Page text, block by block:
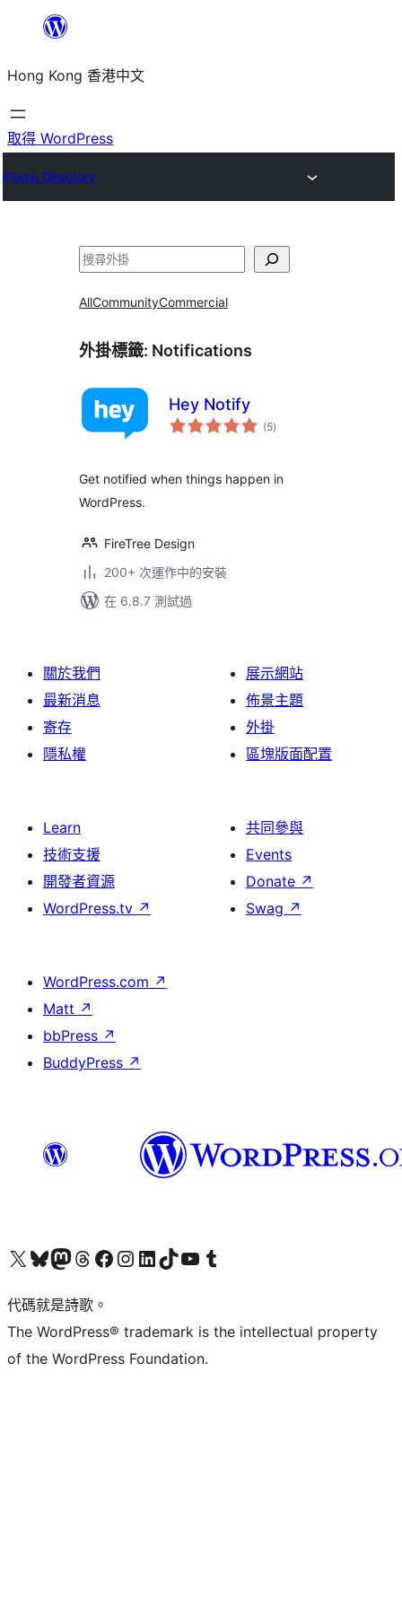
主
要
內
Hong Kong 香港中文
取得 WordPress
Plugin Directory
搜
AllCommunityCommercial
外掛標籤: Notifications
Hey Notify
(5總
評)
Get notified when things happen in
WordPress.
FireTree Design
200+ 次運作中的安裝
在 6.8.7 測試過
關於我們
最新消息
寄存
隱私權
展示網站
佈景主題
外掛
區塊版面配置
Learn
技術支援
開發者資源
WordPress.tv ↗
共同參與
Events
Donate ↗
Swag ↗
WordPress.com ↗
Matt ↗
bbPress ↗
BuddyPress ↗
Visit our X (formerly Twitter) account
Visit our Bluesky account
Visit our Mastodon account
Visit our Threads account
訪問我們的 Facebook 專頁Visit our Instagram account
Visit our LinkedIn account
Visit our TikTok account
Visit our YouTube channel
Visit our Tumblr account
代碼就是詩歌。
The WordPress® trademark is the intellectual property
of the WordPress Foundation.